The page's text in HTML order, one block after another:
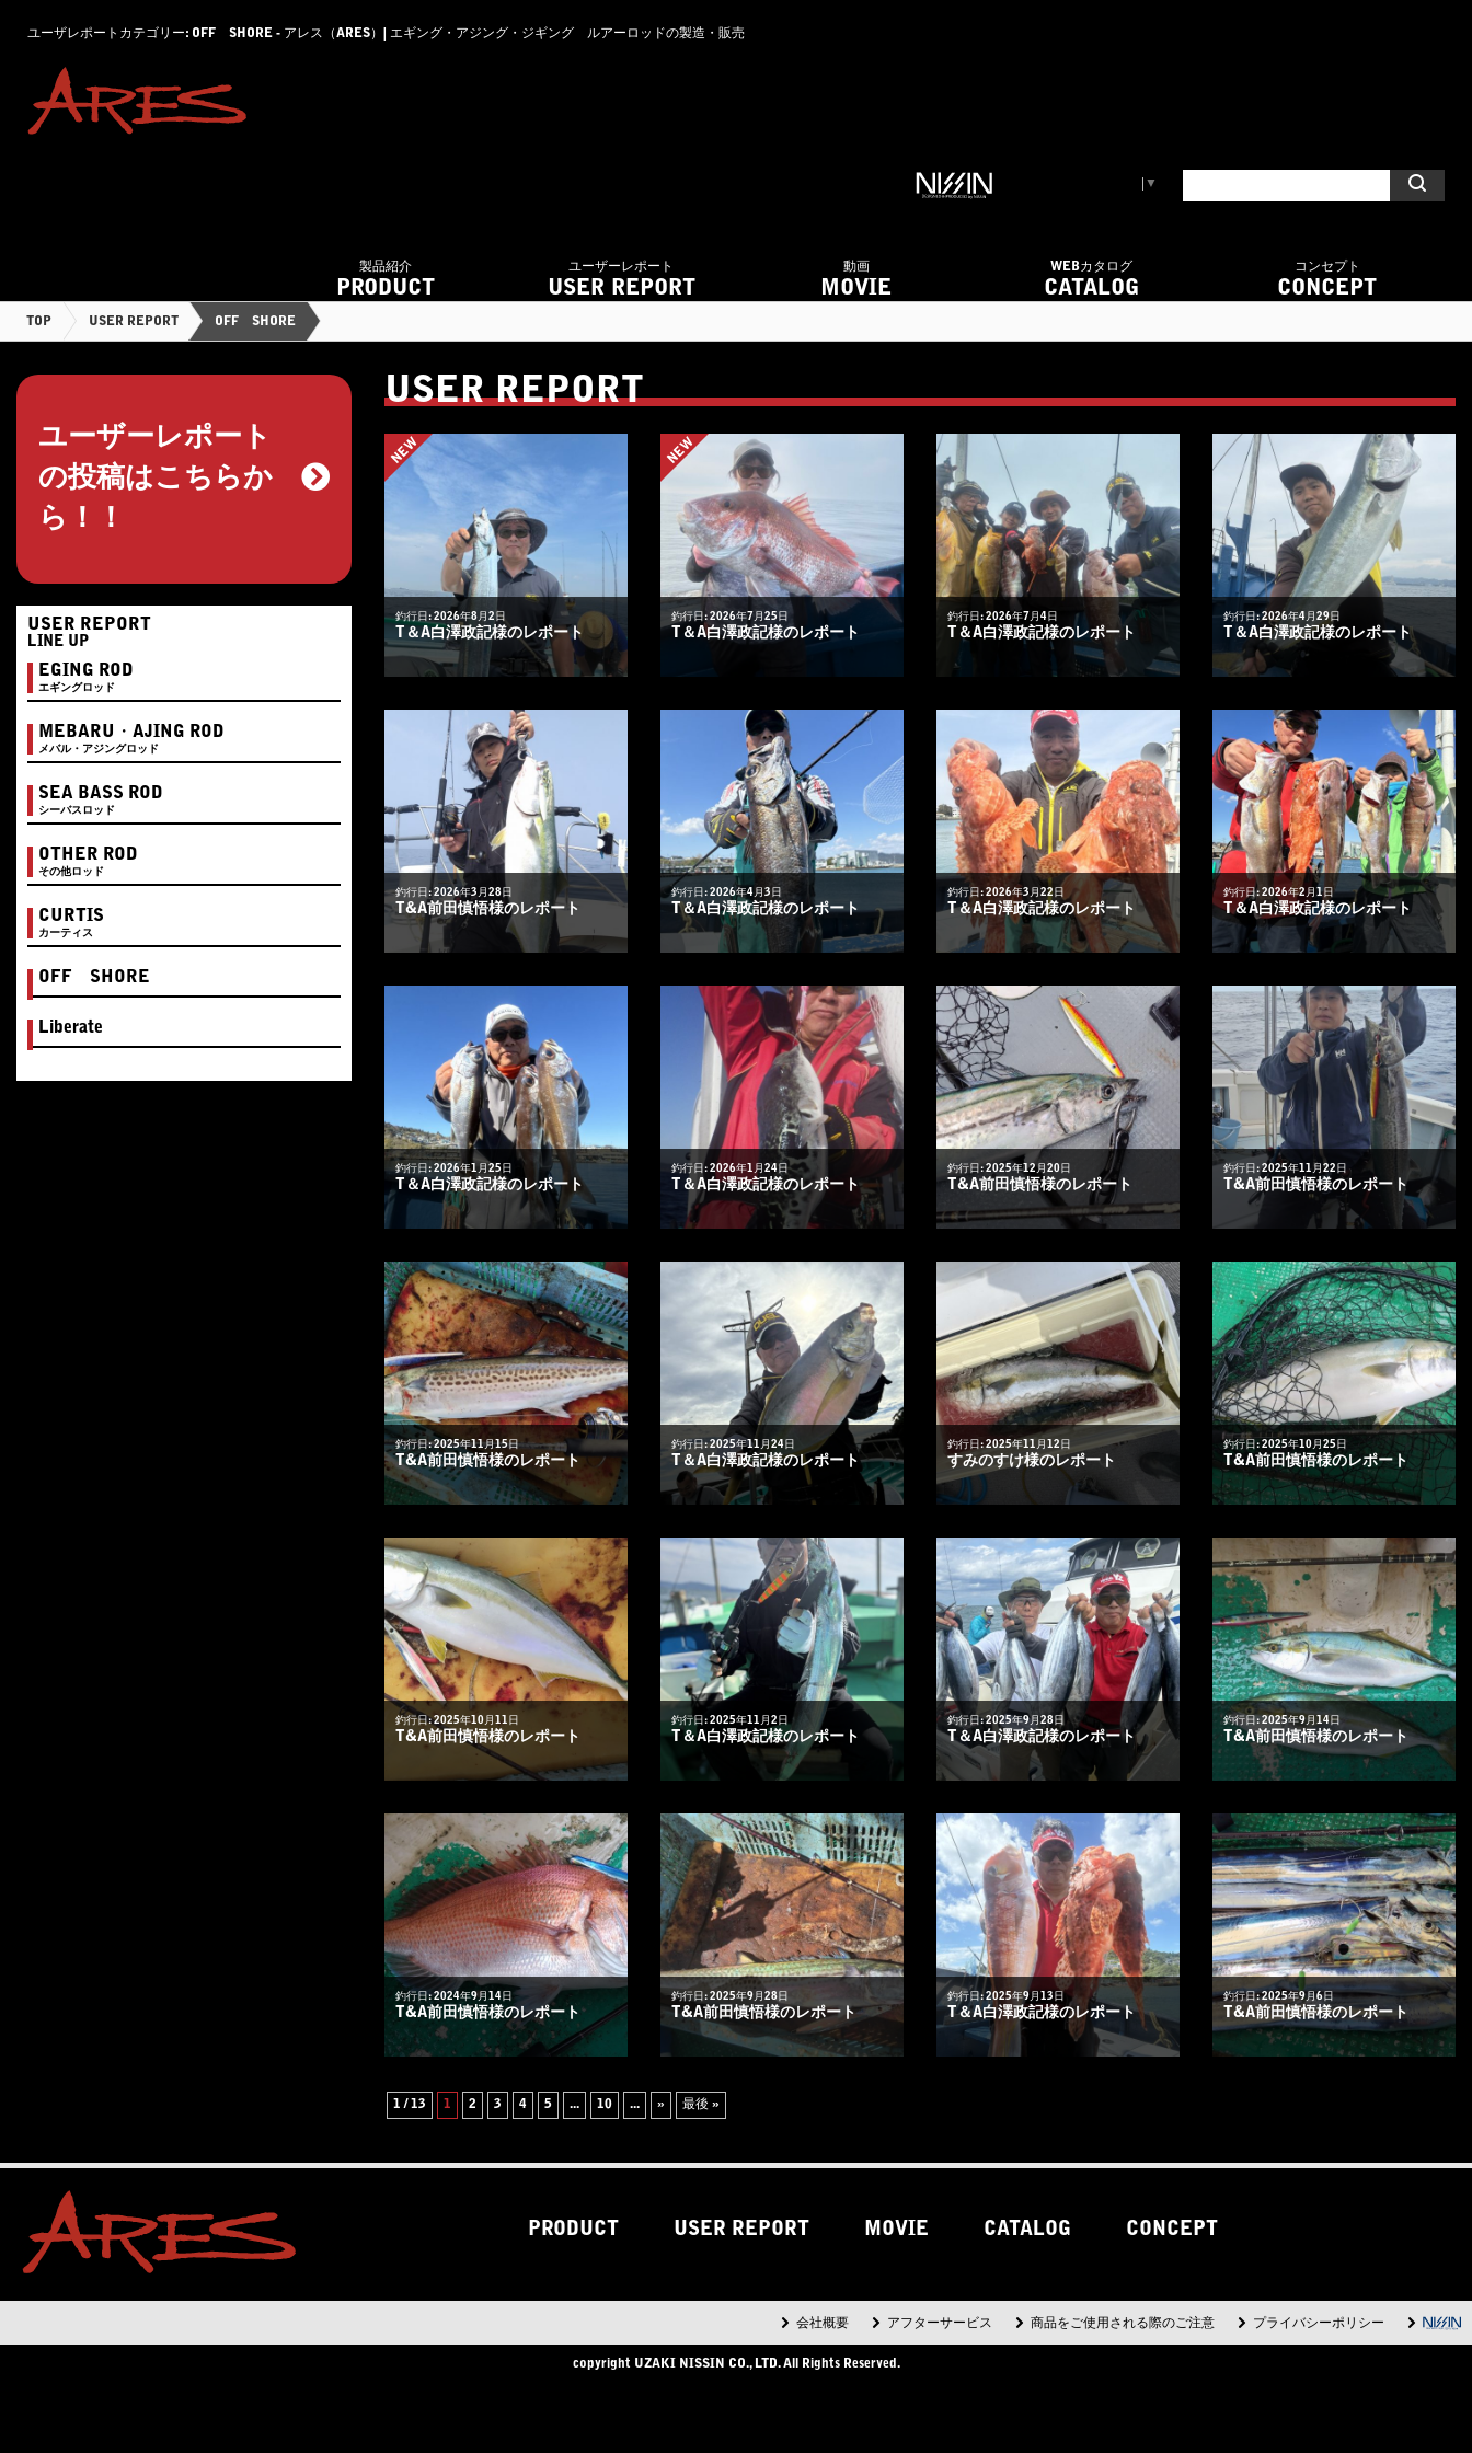
ユーザレポートカテゴリー: OFF SHORE - アレス（ARES）| エギング・アジング・ジギング ルアーロッドの製造・販売
▼
製品紹介
PRODUCT
ユーザーレポート
USER REPORT
動画
MOVIE
WEBカタログ
CATALOG
コンセプト
CONCEPT
TOP USER REPORT OFF SHORE
ユーザーレポート
の投稿はこちらか
ら！！
USER REPORT
LINE UP
EGING ROD
エギングロッド
MEBARU・AJING ROD
メバル・アジングロッド
SEA BASS ROD
シーバスロッド
OTHER ROD
その他ロッド
CURTIS
カーティス
OFF SHORE
Liberate
USER REPORT
NEW
釣行日: 2026年8月2日
T＆A白澤政記様のレポート
NEW
釣行日: 2026年7月25日
T＆A白澤政記様のレポート
釣行日: 2026年7月4日
T＆A白澤政記様のレポート
釣行日: 2026年4月29日
T＆A白澤政記様のレポート
釣行日: 2026年3月28日
T&A前田慎悟様のレポート
釣行日: 2026年4月3日
T＆A白澤政記様のレポート
釣行日: 2026年3月22日
T＆A白澤政記様のレポート
釣行日: 2026年2月1日
T＆A白澤政記様のレポート
釣行日: 2026年1月25日
T＆A白澤政記様のレポート
釣行日: 2026年1月24日
T＆A白澤政記様のレポート
釣行日: 2025年12月20日
T&A前田慎悟様のレポート
釣行日: 2025年11月22日
T&A前田慎悟様のレポート
釣行日: 2025年11月15日
T&A前田慎悟様のレポート
釣行日: 2025年11月24日
T＆A白澤政記様のレポート
釣行日: 2025年11月12日
すみのすけ様のレポート
釣行日: 2025年10月25日
T&A前田慎悟様のレポート
釣行日: 2025年10月11日
T&A前田慎悟様のレポート
釣行日: 2025年11月2日
T＆A白澤政記様のレポート
釣行日: 2025年9月28日
T＆A白澤政記様のレポート
釣行日: 2025年9月14日
T&A前田慎悟様のレポート
釣行日: 2024年9月14日
T&A前田慎悟様のレポート
釣行日: 2025年9月28日
T&A前田慎悟様のレポート
釣行日: 2025年9月13日
T＆A白澤政記様のレポート
釣行日: 2025年9月6日
T&A前田慎悟様のレポート
1 / 13 1 2 3 4 5 ... 10 ... » 最後 »
PRODUCT USER REPORT MOVIE CATALOG CONCEPT
会社概要 アフターサービス 商品をご使用される際のご注意 プライバシーポリシー
copyright UZAKI NISSIN CO., LTD. All Rights Reserved.